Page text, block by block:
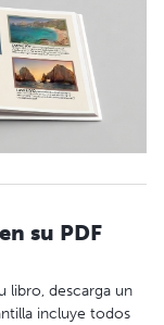
su PDF
libro, descarga un
incluye todos